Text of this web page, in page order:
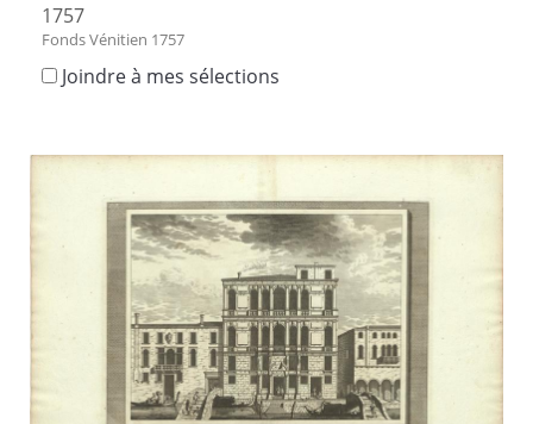
1757
Fonds Vénitien 1757
Joindre à mes sélections